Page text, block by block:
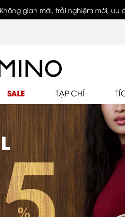
Không gian mới, trải nghiệm mới, ưu
biệt
SALE TẠP CHÍ